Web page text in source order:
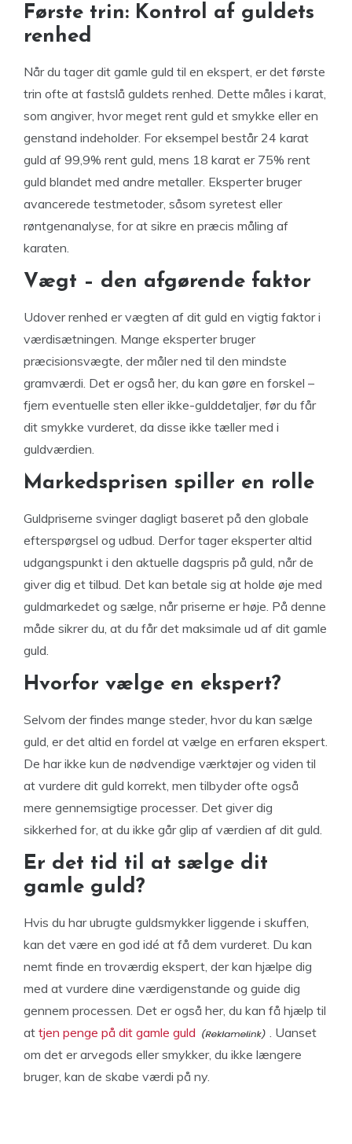
Første trin: Kontrol af guldets
renhed
Når du tager dit gamle guld til en ekspert, er det første
trin ofte at fastslå guldets renhed. Dette måles i karat,
som angiver, hvor meget rent guld et smykke eller en
genstand indeholder. For eksempel består 24 karat
guld af 99,9% rent guld, mens 18 karat er 75% rent
guld blandet med andre metaller. Eksperter bruger
avancerede testmetoder, såsom syretest eller
røntgenanalyse, for at sikre en præcis måling af
karaten.
Vægt – den afgørende faktor
Udover renhed er vægten af dit guld en vigtig faktor i
værdisætningen. Mange eksperter bruger
præcisionsvægte, der måler ned til den mindste
gramværdi. Det er også her, du kan gøre en forskel –
fjern eventuelle sten eller ikke-gulddetaljer, før du får
dit smykke vurderet, da disse ikke tæller med i
guldværdien.
Markedsprisen spiller en rolle
Guldpriserne svinger dagligt baseret på den globale
efterspørgsel og udbud. Derfor tager eksperter altid
udgangspunkt i den aktuelle dagspris på guld, når de
giver dig et tilbud. Det kan betale sig at holde øje med
guldmarkedet og sælge, når priserne er høje. På denne
måde sikrer du, at du får det maksimale ud af dit gamle
guld.
Hvorfor vælge en ekspert?
Selvom der findes mange steder, hvor du kan sælge
guld, er det altid en fordel at vælge en erfaren ekspert.
De har ikke kun de nødvendige værktøjer og viden til
at vurdere dit guld korrekt, men tilbyder ofte også
mere gennemsigtige processer. Det giver dig
sikkerhed for, at du ikke går glip af værdien af dit guld.
Er det tid til at sælge dit
gamle guld?
Hvis du har ubrugte guldsmykker liggende i skuffen,
kan det være en god idé at få dem vurderet. Du kan
nemt finde en troværdig ekspert, der kan hjælpe dig
med at vurdere dine værdigenstande og guide dig
gennem processen. Det er også her, du kan få hjælp til
at tjen penge på dit gamle guld
. Uanset
om det er arvegods eller smykker, du ikke længere
bruger, kan de skabe værdi på ny.